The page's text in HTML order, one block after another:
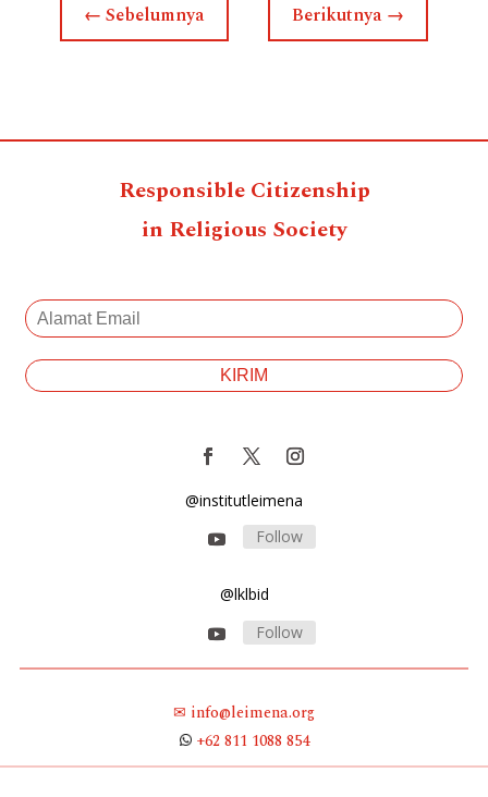
← Sebelumnya Berikutnya →
Responsible Citizenship
in Religious Society
@institutleimena
Follow
@lklbid
Follow
✉ info@leimena.org
+62 811 1088 854